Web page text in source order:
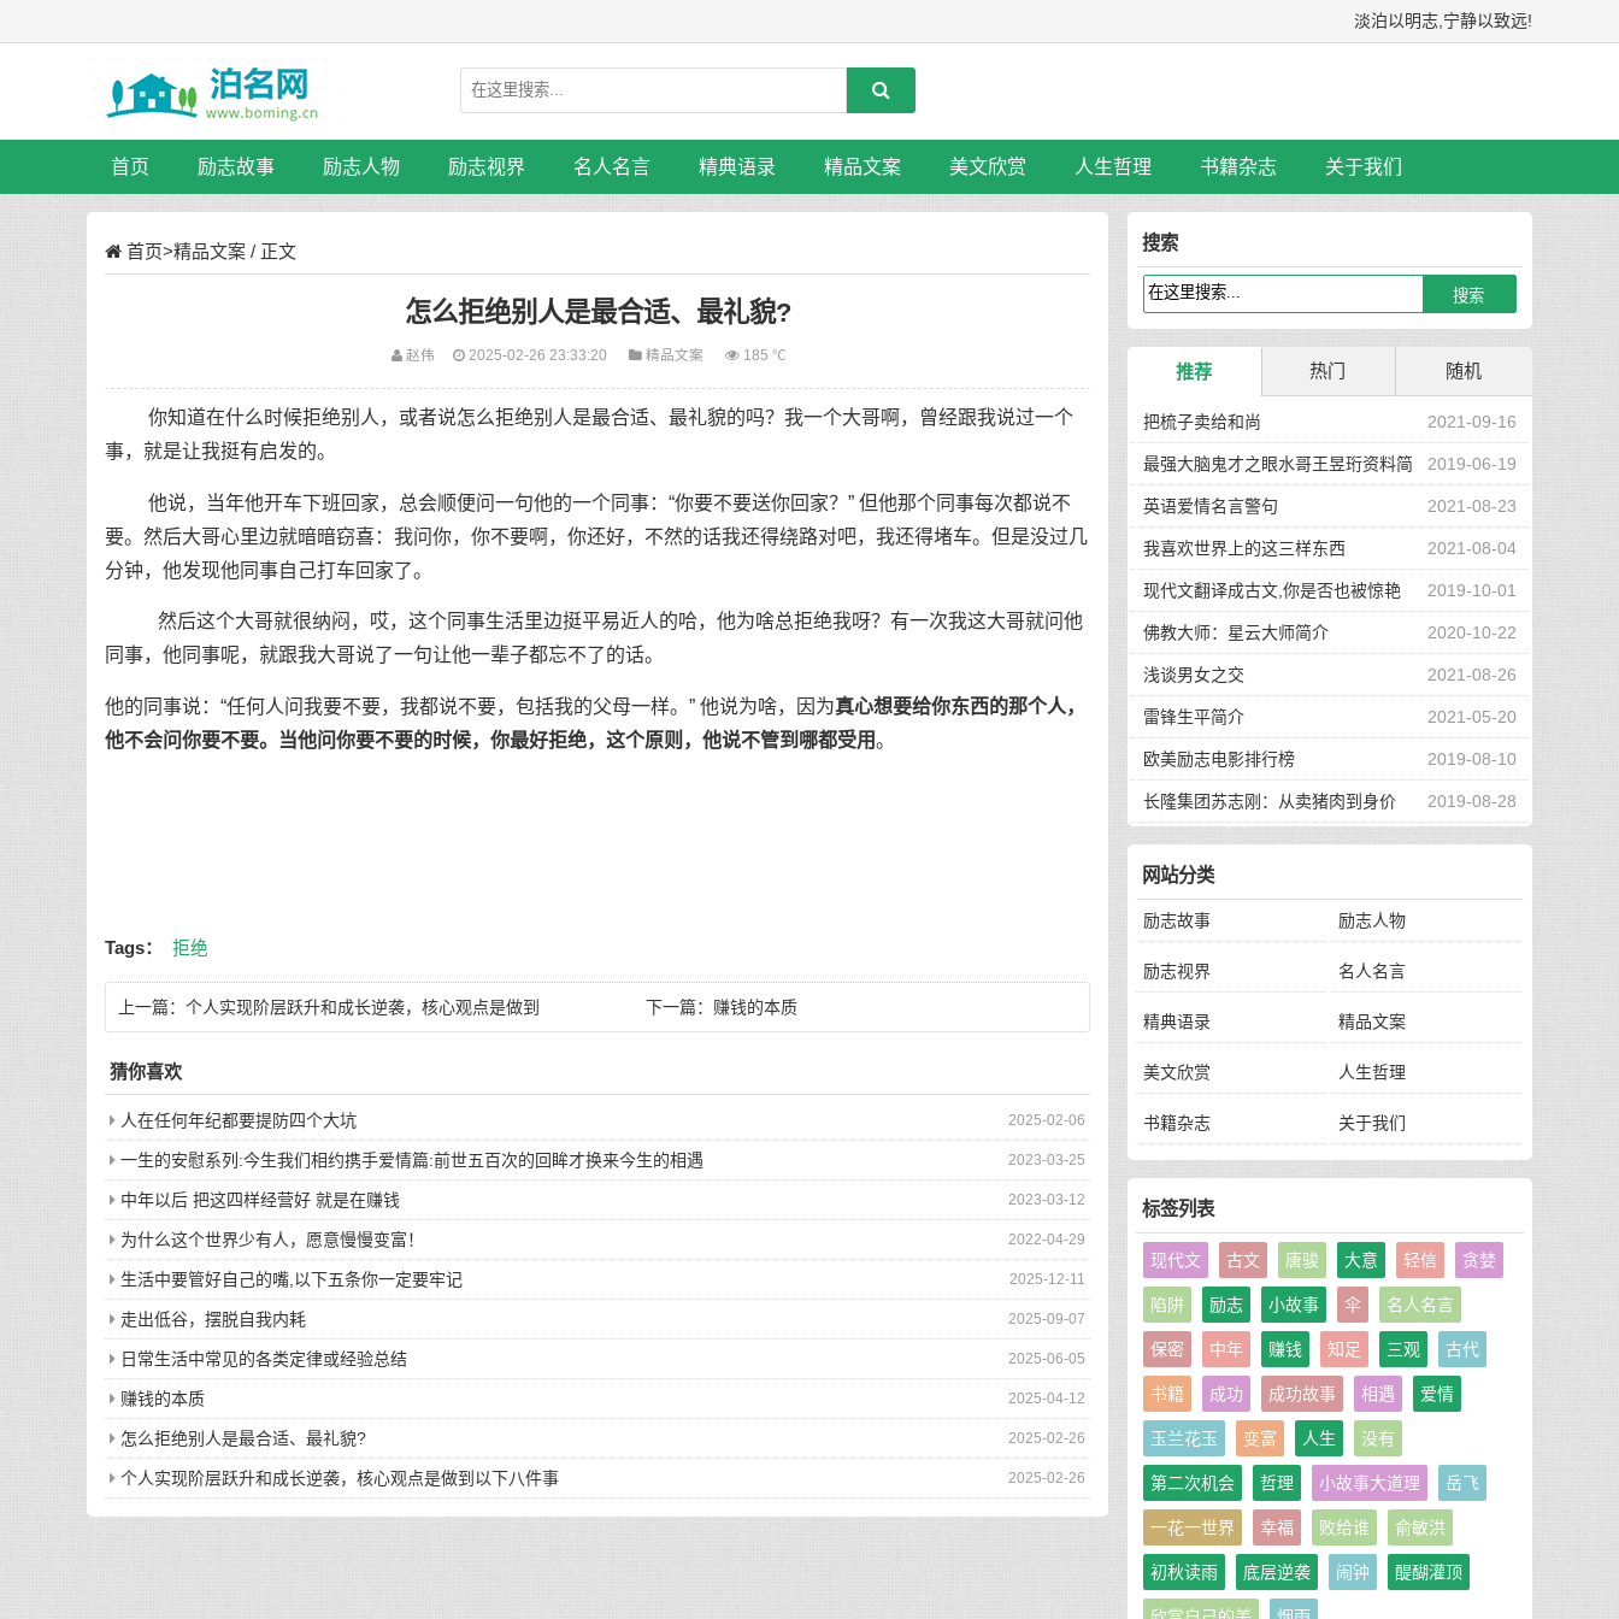
淡泊以明志,宁静以致远!
首页 励志故事 励志人物 励志视界 名人名言 精典语录 精品文案 美文欣赏 人生哲理 书籍杂志 关于我们
首页>精品文案 / 正文
怎么拒绝别人是最合适、最礼貌?
赵伟 2025-02-26 23:33:20 精品文案 185 ℃
你知道在什么时候拒绝别人，或者说怎么拒绝别人是最合适、最礼貌的吗？我一个大哥啊，曾经跟我说过一个
事，就是让我挺有启发的。
他说，当年他开车下班回家，总会顺便问一句他的一个同事：“你要不要送你回家？” 但他那个同事每次都说不
要。然后大哥心里边就暗暗窃喜：我问你，你不要啊，你还好，不然的话我还得绕路对吧，我还得堵车。但是没过几
分钟，他发现他同事自己打车回家了。
然后这个大哥就很纳闷，哎，这个同事生活里边挺平易近人的哈，他为啥总拒绝我呀？有一次我这大哥就问他
同事，他同事呢，就跟我大哥说了一句让他一辈子都忘不了的话。
他的同事说：“任何人问我要不要，我都说不要，包括我的父母一样。” 他说为啥，因为真心想要给你东西的那个人，
他不会问你要不要。当他问你要不要的时候，你最好拒绝，这个原则，他说不管到哪都受用。
Tags： 拒绝
上一篇： 个人实现阶层跃升和成长逆袭，核心观点是做到 下一篇： 赚钱的本质
猜你喜欢
2025-02-06
人在任何年纪都要提防四个大坑
2023-03-25
一生的安慰系列:今生我们相约携手爱情篇:前世五百次的回眸才换来今生的相遇
2023-03-12
中年以后 把这四样经营好 就是在赚钱
2022-04-29
为什么这个世界少有人，愿意慢慢变富！
2025-12-11
生活中要管好自己的嘴,以下五条你一定要牢记
2025-09-07
走出低谷，摆脱自我内耗
2025-06-05
日常生活中常见的各类定律或经验总结
2025-04-12
赚钱的本质
2025-02-26
怎么拒绝别人是最合适、最礼貌?
2025-02-26
个人实现阶层跃升和成长逆袭，核心观点是做到以下八件事
搜索
推荐 热门 随机
2021-09-16
把梳子卖给和尚
2019-06-19
最强大脑鬼才之眼水哥王昱珩资料简
介 2021-08-23
英语爱情名言警句
2021-08-04
我喜欢世界上的这三样东西
2019-10-01
现代文翻译成古文,你是否也被惊艳
到了 2020-10-22
佛教大师：星云大师简介
2021-08-26
浅谈男女之交
2021-05-20
雷锋生平简介
2019-08-10
欧美励志电影排行榜
2019-08-28
长隆集团苏志刚：从卖猪肉到身价
130亿，他的秘诀是？
网站分类
励志故事 励志人物
励志视界 名人名言
精典语录 精品文案
美文欣赏 人生哲理
书籍杂志 关于我们
标签列表
现代文 古文 唐骏 大意 轻信 贪婪
陷阱 励志 小故事 伞 名人名言
保密 中年 赚钱 知足 三观 古代
书籍 成功 成功故事 相遇 爱情
玉兰花玉 变富 人生 没有
第二次机会 哲理 小故事大道理 岳飞
一花一世界 幸福 败给谁 俞敏洪
初秋读雨 底层逆袭 闹钟 醍醐灌顶